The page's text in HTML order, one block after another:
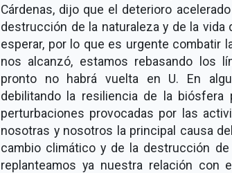
Cárdenas, dijo que el deterioro
destrucción de la naturaleza y de la vida
esperar, por lo que es urgente combatir
nos alcanzó, estamos rebasando los
pronto no habrá vuelta en U. En
debilitando la resiliencia de la biósfera
perturbaciones provocadas por las
nosotras y nosotros la principal causa
cambio climático y de la destrucción
replanteamos ya nuestra relación con